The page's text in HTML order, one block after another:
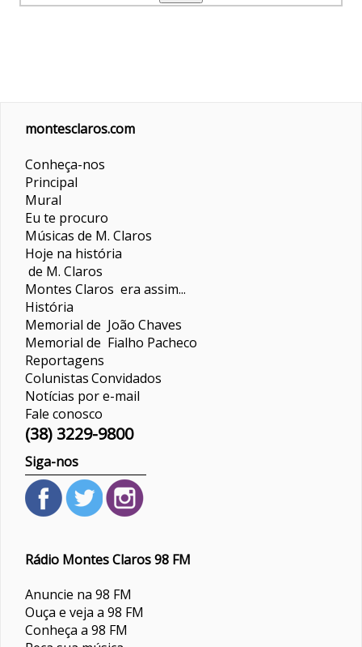
montesclaros.com
Conheça-nos
Principal
Mural
Eu te procuro
Músicas de M. Claros
Hoje na história
de M. Claros
Montes Claros era assim...
História
Memorial de João Chaves
Memorial de Fialho Pacheco
Reportagens
ColunistasConvidados
Notícias por e-mail
Fale conosco
(38) 3229-9800
Siga-nos
Rádio Montes Claros 98 FM
Anuncie na 98 FM
Ouça e veja a 98 FM
Conheça a 98 FM